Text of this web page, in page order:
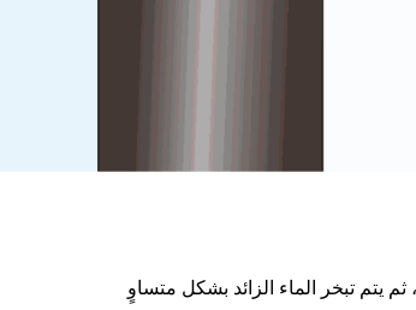
يتم تبخر الماء الزائد بشكل متساوٍ